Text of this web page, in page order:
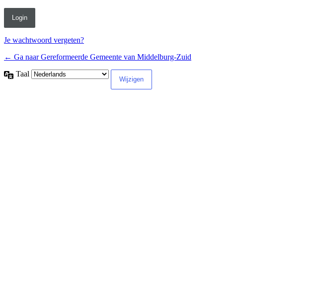
Je wachtwoord vergeten?
← Ga naar Gereformeerde Gemeente van Middelburg-Zuid
Taal